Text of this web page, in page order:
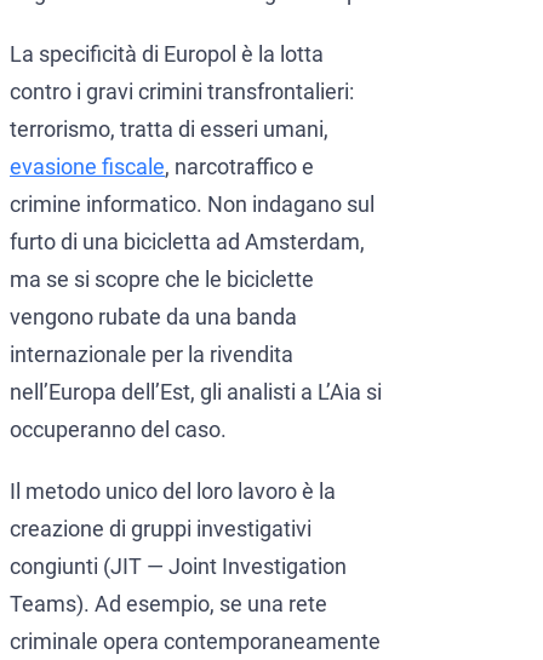
La specificità di Europol è la lotta
contro i gravi crimini transfrontalieri:
terrorismo, tratta di esseri umani,
evasione fiscale, narcotraffico e
crimine informatico. Non indagano sul
furto di una bicicletta ad Amsterdam,
ma se si scopre che le biciclette
vengono rubate da una banda
internazionale per la rivendita
nell’Europa dell’Est, gli analisti a L’Aia si
occuperanno del caso.
Il metodo unico del loro lavoro è la
creazione di gruppi investigativi
congiunti (JIT — Joint Investigation
Teams). Ad esempio, se una rete
criminale opera contemporaneamente